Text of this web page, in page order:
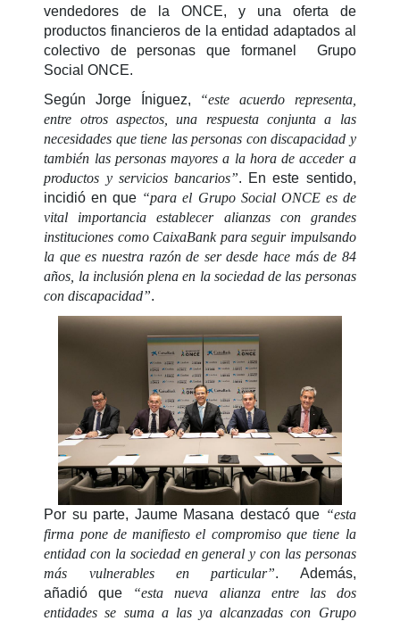
vendedores de la ONCE, y una oferta de
productos financieros de la entidad adaptados al
colectivo de personas que formanel Grupo
Social ONCE.
Según Jorge Íniguez, “este acuerdo representa,
entre otros aspectos, una respuesta conjunta a las
necesidades que tiene las personas con discapacidad y
también las personas mayores a la hora de acceder a
productos y servicios bancarios”. En este sentido,
incidió en que “para el Grupo Social ONCE es de
vital importancia establecer alianzas con grandes
instituciones como CaixaBank para seguir impulsando
la que es nuestra razón de ser desde hace más de 84
años, la inclusión plena en la sociedad de las personas
con discapacidad”.
Por su parte, Jaume Masana destacó que “esta
firma pone de manifiesto el compromiso que tiene la
entidad con la sociedad en general y con las personas
más vulnerables en particular”. Además,
añadió que “esta nueva alianza entre las dos
entidades se suma a las ya alcanzadas con Grupo